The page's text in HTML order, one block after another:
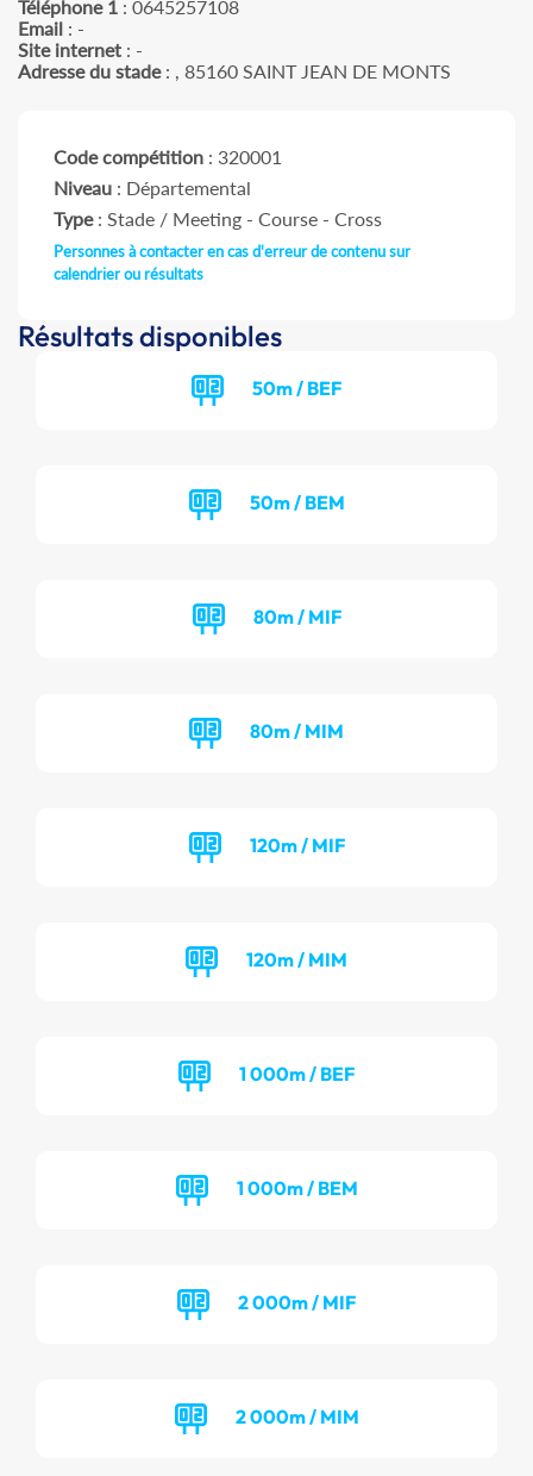
Téléphone 1 : 0645257108
Email : -
Site internet : -
Adresse du stade: , 85160 SAINT JEAN DE MONTS
Code compétition : 320001
Niveau : Départemental
Type: Stade / Meeting - Course - Cross
Personnes à contacter en cas d'erreur de contenu sur
calendrier ou résultats
Résultats disponibles
50m / BEF
50m / BEM
80m / MIF
80m / MIM
120m / MIF
120m / MIM
1 000m / BEF
1 000m / BEM
2 000m / MIF
2 000m / MIM